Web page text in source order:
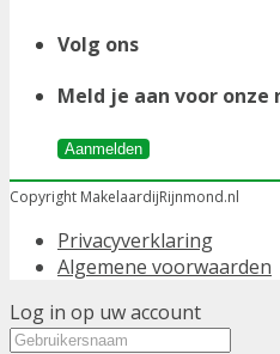
Volg ons
Meld je aan voor
Aanmelden
Copyright MakelaardijRijnmond.nl
Privacyverklaring
Algemene voorwaarden
Log in op uw account